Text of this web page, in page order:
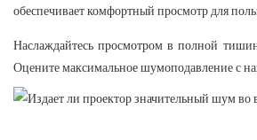
обеспечивает комфортный просмотр для
Наслаждайтесь просмотром в полной
Оцените максимальное шумоподавление с